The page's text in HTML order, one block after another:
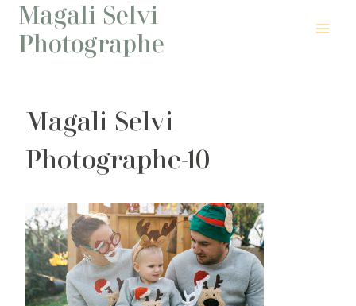
Aller
contenu
Magali Selvi
Photographe
Magali Selvi
Photographe-10